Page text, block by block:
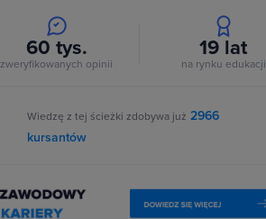
60 tys.
zweryfikowanych opinii
19 lat
na rynku edukacji
Wiedzę z tej ścieżki zdobywa już 2966
kursantów